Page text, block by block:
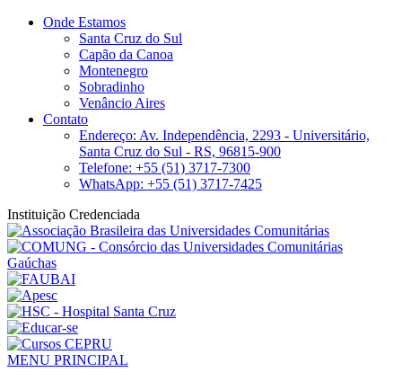
Onde Estamos
Santa Cruz do Sul
Capão da Canoa
Montenegro
Sobradinho
Venâncio Aires
Contato
Endereço: Av. Independência, 2293 - Universitário,
Santa Cruz do Sul - RS, 96815-900
Telefone: +55 (51) 3717-7300
WhatsApp: +55 (51) 3717-7425
Instituição Credenciada
MENU PRINCIPAL